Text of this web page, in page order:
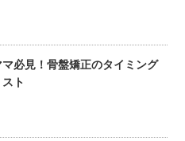
必見！骨盤矯正のタイミング
ト